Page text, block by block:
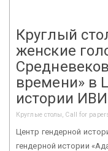
Круглый
женские
времени» в
истории
Круглые столы, Call for
Центр гендерной
гендерной истории